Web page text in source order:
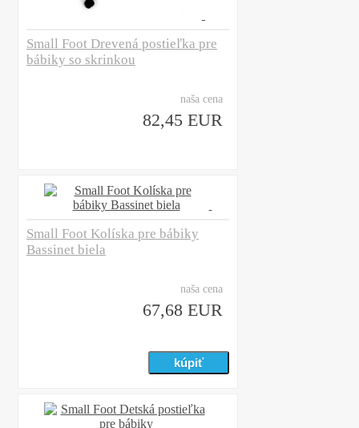
Small Foot Drevená postieľka pre
bábiky so skrinkou
naša cena
82,45 EUR
Small Foot Kolíska pre bábiky
Bassinet biela
naša cena
67,68 EUR